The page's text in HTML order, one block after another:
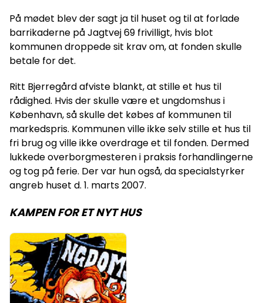
På mødet blev der sagt ja til huset og til at forlade
barrikaderne på Jagtvej 69 frivilligt, hvis blot
kommunen droppede sit krav om, at fonden skulle
betale for det.
Ritt Bjerregård afviste blankt, at stille et hus til
rådighed. Hvis der skulle være et ungdomshus i
København, så skulle det købes af kommunen til
markedspris. Kommunen ville ikke selv stille et hus til
fri brug og ville ikke overdrage et til fonden. Dermed
lukkede overborgmesteren i praksis forhandlingerne
og tog på ferie. Der var hun også, da specialstyrker
angreb huset d. 1. marts 2007.
KAMPEN FOR ET NYT HUS